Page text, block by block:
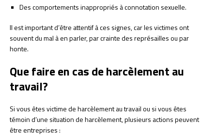
Des comportements inappropriés à connotation sexuelle.
Il est important d’être attentif à ces signes, car les victimes ont
souvent du mal à en parler, par crainte des représailles ou par
honte.
Que faire en cas de harcèlement au
travail?
Si vous êtes victime de harcèlement au travail ou si vous êtes
témoin d’une situation de harcèlement, plusieurs actions peuvent
être entreprises :